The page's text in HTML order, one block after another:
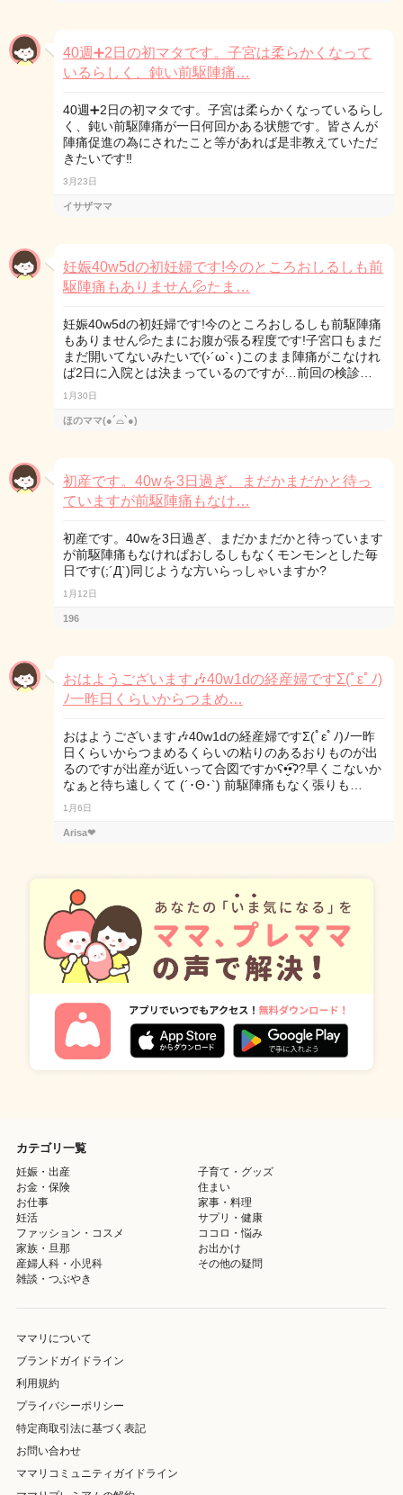
40週➕2日の初マタです。子宮は柔らかくなって
いるらしく、鈍い前駆陣痛…
40週➕2日の初マタです。子宮は柔らかくなっているらし
く、鈍い前駆陣痛が一日何回かある状態です。皆さんが
陣痛促進の為にされたこと等があれば是非教えていただ
きたいです‼︎
3月23日
イサザママ
妊娠40w5dの初妊婦です!今のところおしるしも前
駆陣痛もありません💦たま…
妊娠40w5dの初妊婦です!今のところおしるしも前駆陣痛
もありません💦たまにお腹が張る程度です!子宮口もまだ
まだ開いてないみたいで(›´ω`‹ )このまま陣痛がこなけれ
ば2日に入院とは決まっているのですが…前回の検診…
1月30日
ほのママ(●´⌓`●)
初産です。40wを3日過ぎ、まだかまだかと待っ
ていますが前駆陣痛もなけ…
初産です。40wを3日過ぎ、まだかまだかと待っています
が前駆陣痛もなければおしるしもなくモンモンとした毎
日です(;´Д`)同じような方いらっしゃいますか?
1月12日
196
おはようございます🎶40w1dの経産婦ですΣ(ﾟεﾟﾉ)
ﾉ一昨日くらいからつまめ…
おはようございます🎶40w1dの経産婦ですΣ(ﾟεﾟﾉ)ﾉ一昨
日くらいからつまめるくらいの粘りのあるおりものが出
るのですが出産が近いって合図ですかʕ•̬͡•ʔ?早くこないか
なぁと待ち遠しくて (´･Θ･`) 前駆陣痛もなく張りも…
1月6日
Arisa❤︎
カテゴリ一覧
妊娠・出産
子育て・グッズ
お金・保険
住まい
お仕事
家事・料理
妊活
サプリ・健康
ファッション・コスメ
ココロ・悩み
家族・旦那
お出かけ
産婦人科・小児科
その他の疑問
雑談・つぶやき
ママリについて
ブランドガイドライン
利用規約
プライバシーポリシー
特定商取引法に基づく表記
お問い合わせ
ママリコミュニティガイドライン